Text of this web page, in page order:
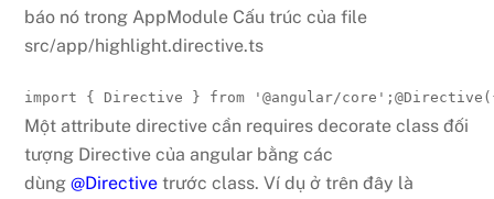
báo nó trong AppModule Cấu trúc của file
src/app/highlight.directive.ts
import { Directive } from '@angular/core' ;@Directive (
Một attribute directive cần requires decorate class đối
tượng Directive của angular bằng các
dùng@Directive trước class. Ví dụ ở trên đây là